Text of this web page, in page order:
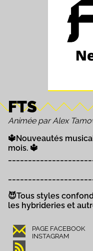
FTS
Animée par Alex
🔱Nouveautés
mois. 🔱
😈Tous styles
les hybrideries et
PAGE FACEBOOK
INSTAGRAM